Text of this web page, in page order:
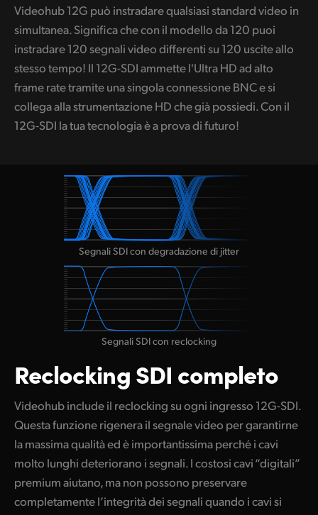
Videohub 12G può instradare qualsiasi standard video in
simultanea. Significa che con il modello da 120 puoi
instradare 120 segnali video differenti su 120 uscite allo
stesso tempo! Il 12G-SDI ammette l'Ultra HD ad alto
frame rate tramite una singola connessione BNC e si
collega alla strumentazione HD che già possiedi. Con il
12G-SDI la tua tecnologia è a prova di futuro!
Segnali SDI con degradazione di jitter
Segnali SDI con reclocking
ReclockingSDI completo
Videohub include il reclocking su ogni ingresso 12G-SDI.
Questa funzione rigenera il segnale video per garantirne
la massima qualità ed è importantissima perché i cavi
molto lunghi deteriorano i segnali. I costosi cavi “digitali”
premium aiutano, ma non possono preservare
completamente l’integrità dei segnali quando i cavi si